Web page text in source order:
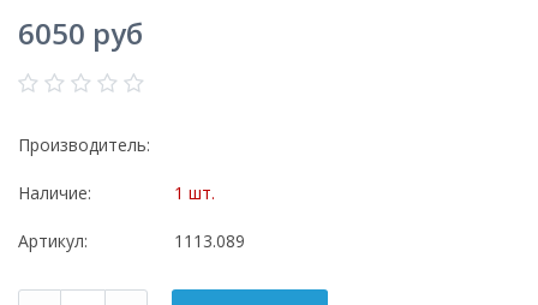
6050 руб
Производитель:
Наличие: 1 шт.
Артикул: 1113.089